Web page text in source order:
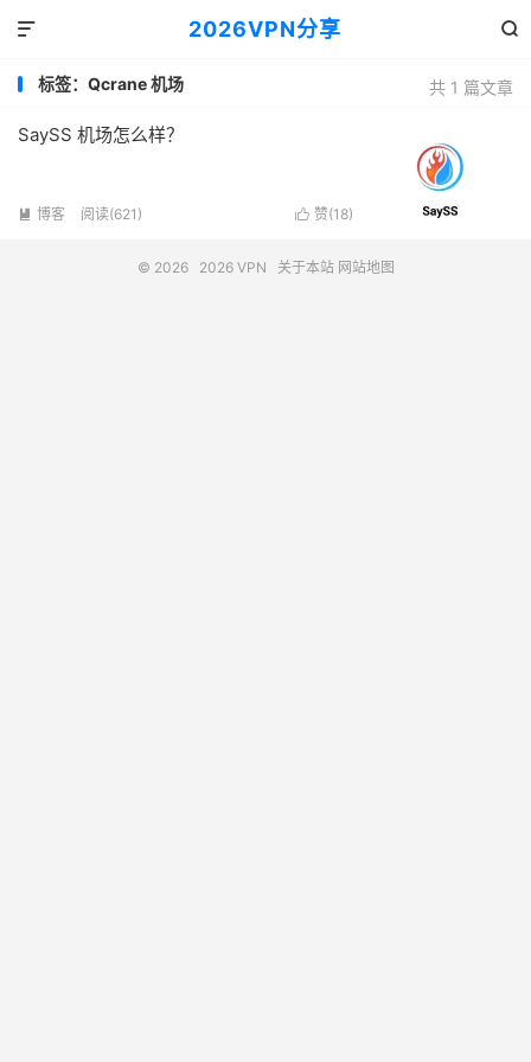
2026VPN分享 

共 1 篇文章
标签：Qcrane 机场
SaySS 机场怎么样？
 赞(18)
 博客 阅读(621)
© 2026 2026 VPN 关于本站 网站地图